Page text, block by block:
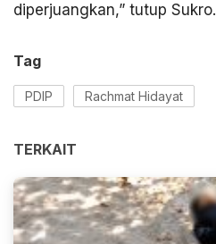
diperjuangkan,” tutup Sukro.
Tag
PDIP Rachmat Hidayat
TERKAIT